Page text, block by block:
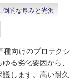
倒的な厚みと光沢
種向けのプロテクシ
る劣化要因から、
します。高い耐久